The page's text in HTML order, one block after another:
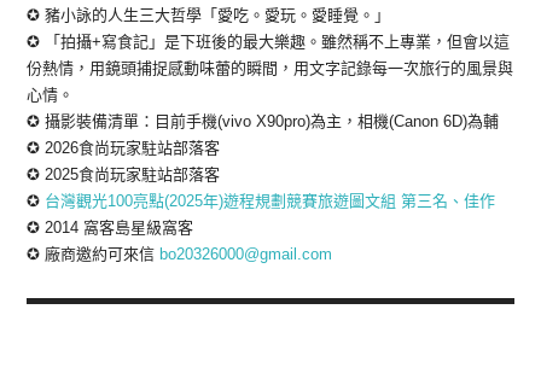
✪ 豬小詠的人生三大哲學「愛吃。愛玩。愛睡覺。」
✪ 「拍攝+寫食記」是下班後的最大樂趣。雖然稱不上專業，但會以這
份熱情，用鏡頭捕捉感動味蕾的瞬間，用文字記錄每一次旅行的風景與
心情。
✪ 攝影裝備清單：目前手機(vivo X90pro)為主，相機(Canon 6D)為輔
✪ 2026食尚玩家駐站部落客
✪ 2025食尚玩家駐站部落客
✪ 台灣觀光100亮點(2025年)遊程規劃競賽旅遊圖文組 第三名、佳作
✪ 2014 窩客島星級窩客
✪ 廠商邀約可來信 bo20326000@gmail.com